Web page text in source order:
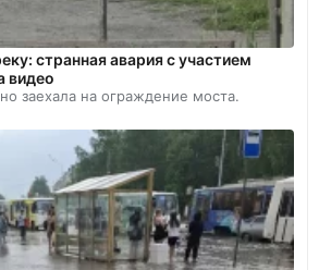
странная авария с участием
видео
заехала на ограждение моста.